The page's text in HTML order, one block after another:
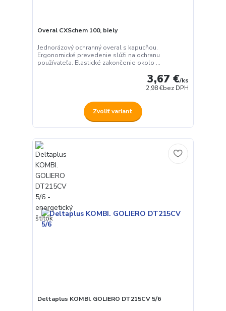
Overal CXSchem 100, biely
Jednorázový ochranný overal s kapucňou.
Ergonomické prevedenie slúži na ochranu
používateľa. Elastické zakončenie okolo ...
3,67 €/ks
2,98 €bez DPH
Zvoliť variant
Deltaplus KOMBI. GOLIERO DT215CV 5/6